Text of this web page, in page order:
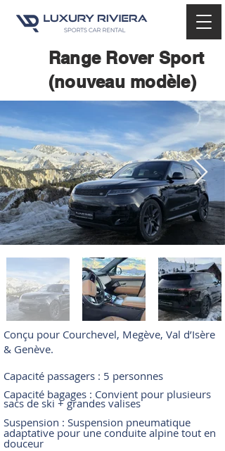
Range Rover Sport
(nouveau modèle)
Conçu pour Courchevel, Megève, Val d’Isère
& Genève.
Capacité passagers : 5 personnes
Capacité bagages : Convient pour plusieurs
sacs de ski + grandes valises
Suspension : Suspension pneumatique
adaptative pour une conduite alpine tout en
douceur